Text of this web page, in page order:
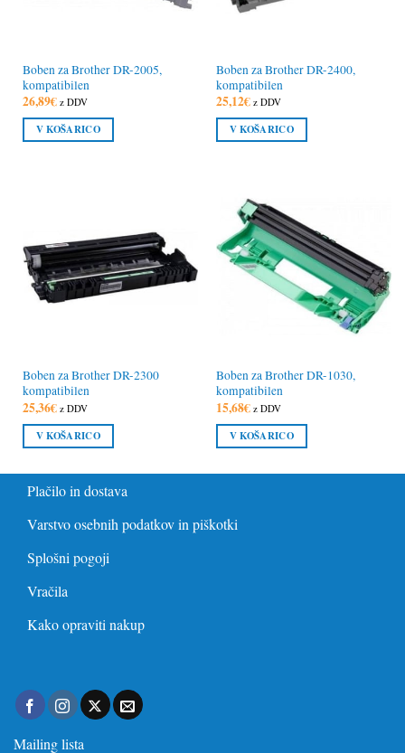
Boben za Brother DR-2005,
kompatibilen
26,89€ z DDV
V KOŠARICO
Boben za Brother DR-2400,
kompatibilen
25,12€ z DDV
V KOŠARICO
Boben za Brother DR-2300
kompatibilen
25,36€ z DDV
V KOŠARICO
Boben za Brother DR-1030,
kompatibilen
15,68€ z DDV
V KOŠARICO
Plačilo in dostava
Varstvo osebnih podatkov in piškotki
Splošni pogoji
Vračila
Kako opraviti nakup
Mailing lista